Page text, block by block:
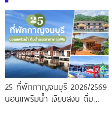
25 ที่พักกาญจนบุรี 2026/2569
นอนแพริมน้ำ เงียบสงบ ดื่มด่ำ